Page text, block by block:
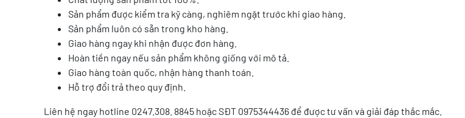
Sản phẩm được kiểm tra kỹ càng, nghiêm ngặt trước khi giao hàng.
Sản phẩm luôn có sẵn trong kho hàng.
Giao hàng ngay khi nhận được đơn hàng.
Hoàn tiền ngay nếu sản phẩm không giống với mô tả.
Giao hàng toàn quốc, nhận hàng thanh toán.
Hỗ trợ đổi trả theo quy định.
Liên hệ ngay hotline 0247.308. 8845 hoặc SĐT 0975344436 để được tư vấn và giải đáp thắc mắc.